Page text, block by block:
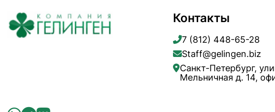
Контакты
7 (812) 448-65-28
Staff@gelingen.biz
Санкт-Петербург,
Мельничная д. 14,